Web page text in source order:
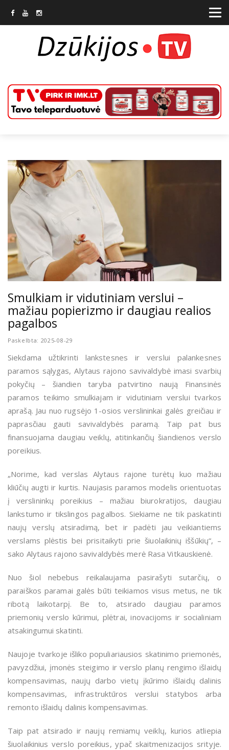
Smulkiam ir vidutiniam verslui –
mažiau popierizmo ir daugiau realios
pagalbos
Paskelbta: 2025-08-29
Siekdama užtikrinti lankstesnes ir verslui palankesnes
paramos sąlygas, Alytaus rajono savivaldybė imasi svarbių
pokyčių – šiandien taryba patvirtino naują Finansinės
paramos teikimo smulkiajam ir vidutiniam verslui tvarkos
aprašą. Jau nuo rugsėjo 1-osios verslininkai galės greičiau ir
paprasčiau gauti savivaldybės paramą. Taip pat bus
finansuojama daugiau veiklų, atitinkančių šiandienos verslo
poreikius.
„Norime, kad verslas Alytaus rajone turėtų kuo mažiau
kliūčių augti ir kurtis. Naujasis paramos modelis orientuotas
į verslininkų poreikius – mažiau biurokratijos, daugiau
lankstumo ir tikslingos pagalbos. Siekiame ne tik paskatinti
naujų verslų atsiradimą, bet ir padėti jau veikiantiems
verslams plėstis bei prisitaikyti prie šiuolaikinių iššūkių“, –
sako Alytaus rajono savivaldybės merė Rasa Vitkauskienė.
Nuo šiol nebebus reikalaujama pasirašyti sutarčių, o
paraiškos paramai galės būti teikiamos visus metus, ne tik
ribotą laikotarpį. Be to, atsirado daugiau paramos
priemonių verslo kūrimui, plėtrai, inovacijoms ir socialiniam
atsakingumui skatinti.
Naujoje tvarkoje išliko populiariausios skatinimo priemonės,
pavyzdžiui, įmonės steigimo ir verslo planų rengimo išlaidų
kompensavimas, naujų darbo vietų įkūrimo išlaidų dalinis
kompensavimas, infrastruktūros verslui statybos arba
remonto išlaidų dalinis kompensavimas.
Taip pat atsirado ir naujų remiamų veiklų, kurios atliepia
šiuolaikinius verslo poreikius, ypač skaitmenizacijos srityje.